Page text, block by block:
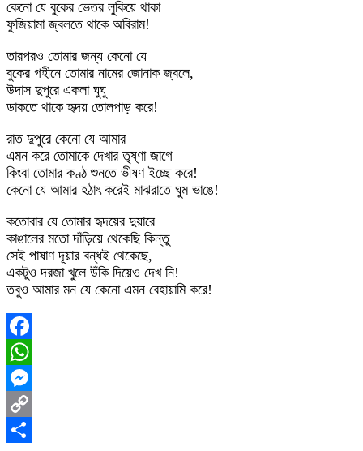
কেনো যে বুকের ভেতর লুকিয়ে থাকা
ফুজিয়ামা জ্বলতে থাকে অবিরাম!
তারপরও তোমার জন্য কেনো যে
বুকের গহীনে তোমার নামের জোনাক জ্বলে,
উদাস দুপুরে একলা ঘুঘু
ডাকতে থাকে হৃদয় তোলপাড় করে!
রাত দুপুরে কেনো যে আমার
এমন করে তোমাকে দেখার তৃষ্ণা জাগে
কিংবা তোমার কণ্ঠ শুনতে ভীষণ ইচ্ছে করে!
কেনো যে আমার হঠাৎ করেই মাঝরাতে ঘুম ভাঙে!
কতোবার যে তোমার হৃদয়ের দুয়ারে
কাঙালের মতো দাঁড়িয়ে থেকেছি কিন্তু
সেই পাষাণ দূয়ার বন্ধই থেকেছে,
একটুও দরজা খুলে উঁকি দিয়েও দেখ নি!
তবুও আমার মন যে কেনো এমন বেহায়ামি করে!
Facebook
WhatsApp
Messenger
Copy